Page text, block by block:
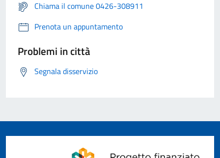
Chiama il comune 0426-308911
Prenota un appuntamento
Problemi in città
Segnala disservizio